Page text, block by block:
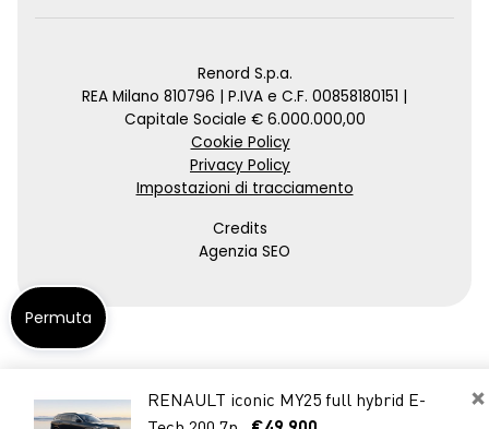
×
RENAULT iconic MY25 full hybrid E-
Renord S.p.a.
REA Milano 810796 | P.IVA e C.F. 00858180151 |
Capitale Sociale € 6.000.000,00
Cookie Policy
Privacy Policy
Impostazioni di tracciamento
Credits
Agenzia SEO
Permuta